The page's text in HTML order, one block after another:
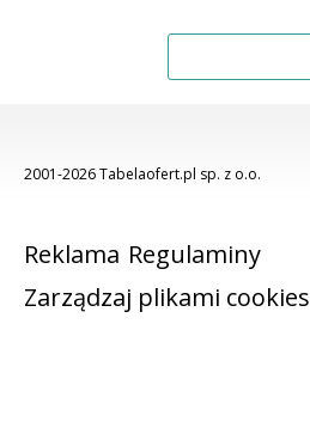
2001-2026 Tabelaofert.pl sp. z o.o.
Reklama Regulaminy
Zarządzaj plikami cookies